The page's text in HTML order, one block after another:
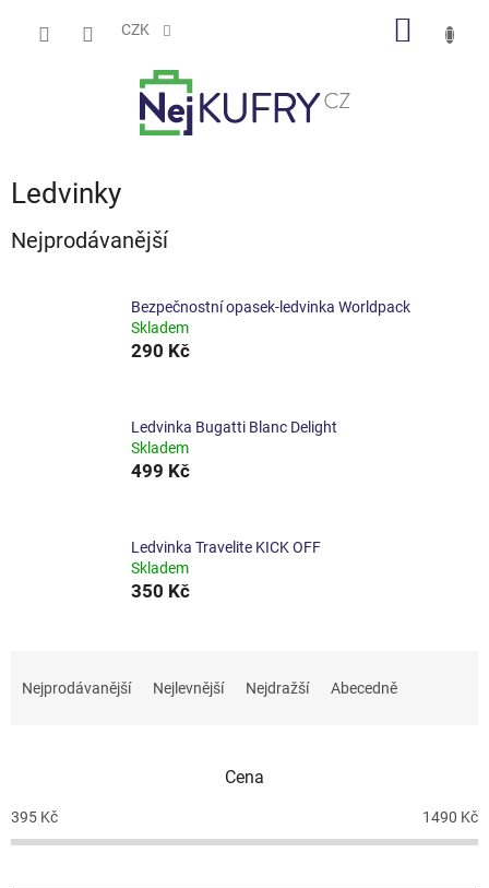
CZK
Ledvinky
Nejprodávanější
Bezpečnostní opasek-ledvinka Worldpack
Skladem
290 Kč
Ledvinka Bugatti Blanc Delight
Skladem
499 Kč
Ledvinka Travelite KICK OFF
Skladem
350 Kč
p
r
Nejprodávanější Nejlevnější Nejdražší Abecedně
Cena
395 Kč 1490 Kč